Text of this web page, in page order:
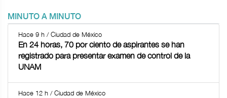
MINUTO A MINUTO
Hace 9 h / Ciudad de México
En 24 horas, 70 por ciento de aspirantes se han
registrado para presentar examen de control de la
UNAM
Hace 12 h / Ciudad de México